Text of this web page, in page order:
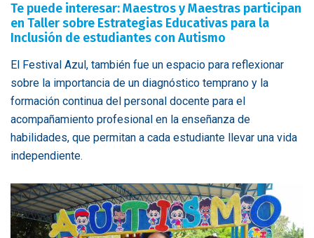
Te puede interesar: Maestros y Maestras participan
en Taller sobre Estrategias Educativas para la
Inclusión de estudiantes con Autismo
El Festival Azul, también fue un espacio para reflexionar
sobre la importancia de un diagnóstico temprano y la
formación continua del personal docente para el
acompañamiento profesional en la enseñanza de
habilidades, que permitan a cada estudiante llevar una vida
independiente.